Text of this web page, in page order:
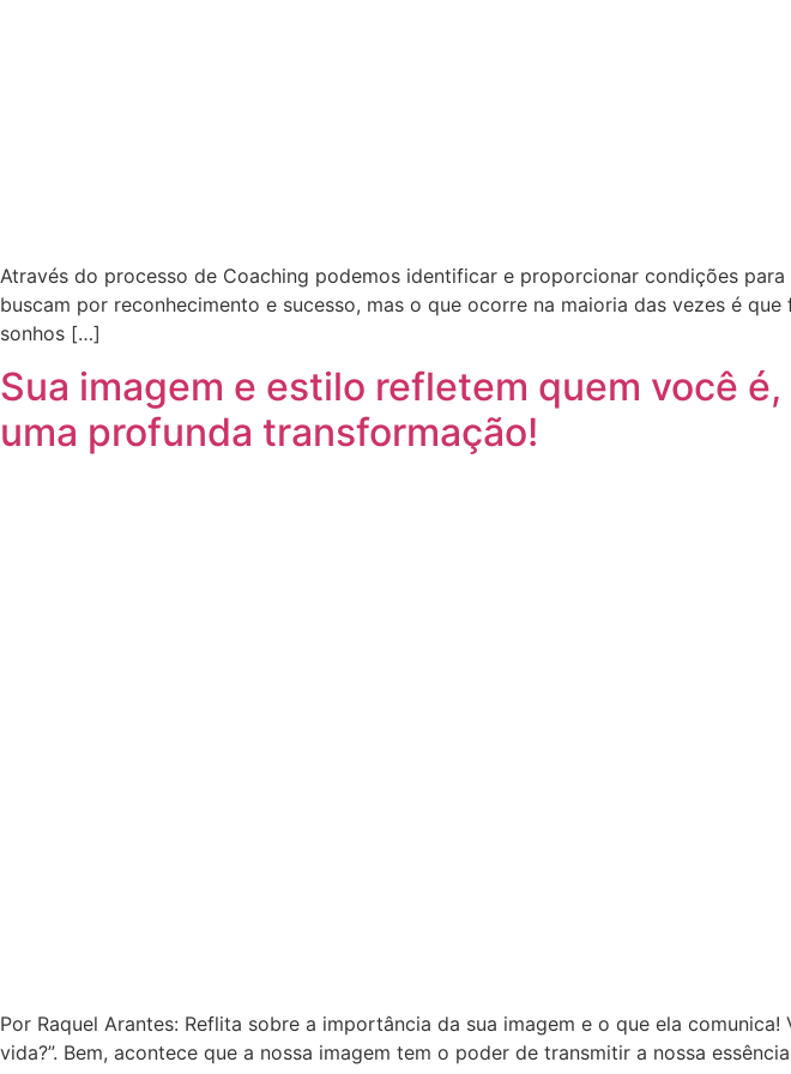
Através do processo de Coaching podemos identificar e proporcionar condições
buscam por reconhecimento e sucesso, mas o que ocorre na maioria das vezes é
sonhos […]
Sua imagem e estilo refletem quem você
uma profunda transformação!
Por Raquel Arantes: Reflita sobre a importância da sua imagem e o que ela
vida?”. Bem, acontece que a nossa imagem tem o poder de transmitir a nossa